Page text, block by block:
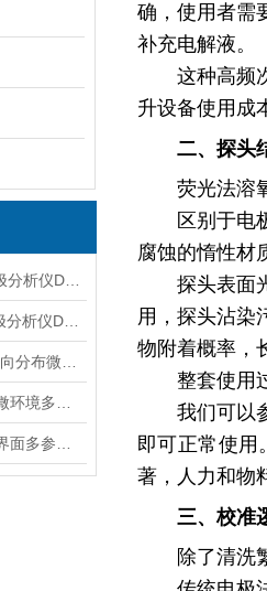
确，使用者需
补充电解液。
这种高频
升设备使用成
二、探头
荧光法溶
区别于电
腐蚀的惰性材
探头表面
用，探头沾染
物附着概率，
整套使用
我们可以
即可正常使用
著，人力和物
三、校准
除了清洗